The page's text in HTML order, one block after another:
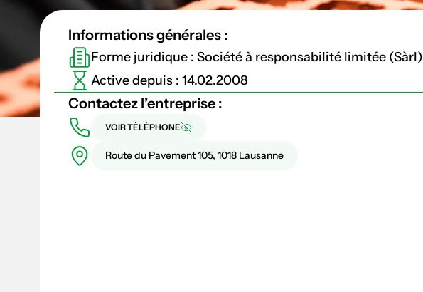
Informations générales :
Forme juridique : Société à responsabilité limitée (Sàrl)
Active depuis : 14.02.2008
Contactez l’entreprise :
VOIR TÉLÉPHONE
Route du Pavement 105, 1018 Lausanne